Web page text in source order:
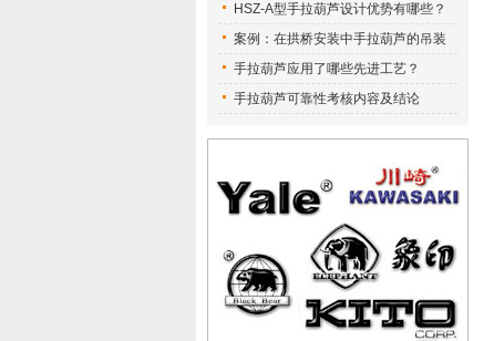
HSZ-A型手拉葫芦设计优势有哪些？
案例：在拱桥安装中手拉葫芦的吊装
手拉葫芦应用了哪些先进工艺？
手拉葫芦可靠性考核内容及结论